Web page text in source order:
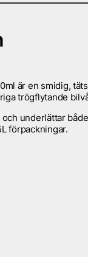
är en smidig,
trögflytande
underlättar
förpackningar.